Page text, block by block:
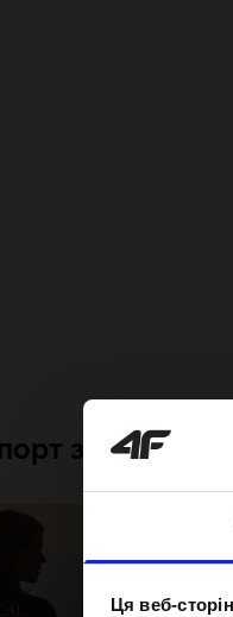
Ця веб-
зсередини